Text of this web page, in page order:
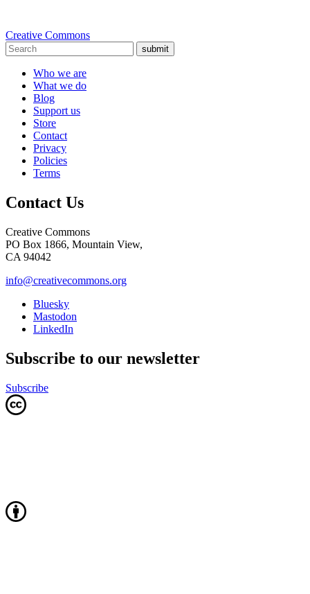
Creative Commons
submit
Who we are
What we do
Blog
Support us
Store
Contact
Privacy
Policies
Terms
Contact Us
Creative Commons
PO Box 1866, Mountain View,
CA 94042
info@creativecommons.org
Bluesky
Mastodon
LinkedIn
Subscribe to our newsletter
Subscribe